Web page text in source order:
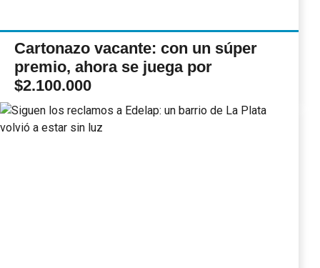
Cartonazo vacante: con un súper
premio, ahora se juega por
$2.100.000